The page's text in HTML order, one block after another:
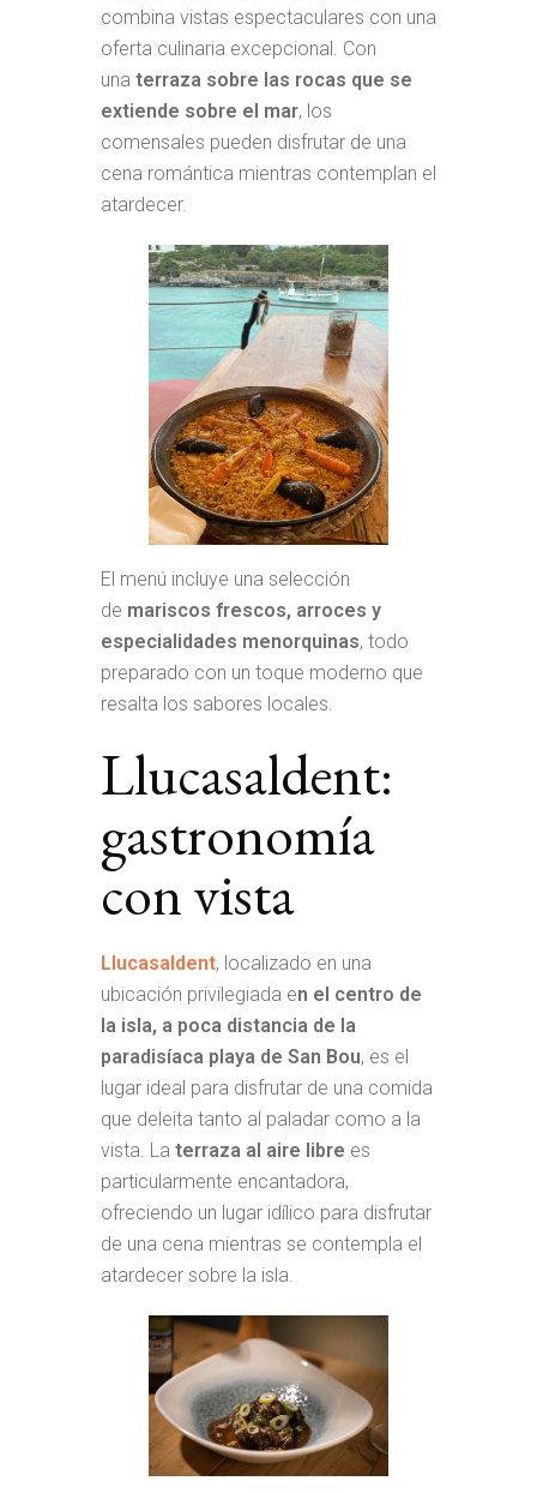
combina vistas espectaculares con una
oferta culinaria excepcional. Con
una terraza sobre las rocas que se
extiende sobre el mar, los
comensales pueden disfrutar de una
cena romántica mientras contemplan el
atardecer.
El menú incluye una selección
de mariscos frescos, arroces y
especialidades menorquinas, todo
preparado con un toque moderno que
resalta los sabores locales.
Llucasaldent:
gastronomía
con vista
Llucasaldent, localizado en una
ubicación privilegiada en el centro de
la isla, a poca distancia de la
paradisíaca playa de San Bou, es el
lugar ideal para disfrutar de una comida
que deleita tanto al paladar como a la
vista. La terraza al aire libre es
particularmente encantadora,
ofreciendo un lugar idílico para disfrutar
de una cena mientras se contempla el
atardecer sobre la isla.